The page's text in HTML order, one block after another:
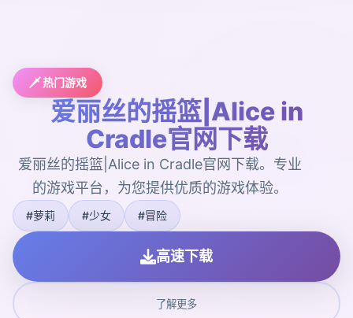
🗡️ 热门游戏
爱丽丝的摇篮|Alice in
Cradle官网下载
爱丽丝的摇篮|Alice in Cradle官网下载。专业
的游戏平台，为您提供优质的游戏体验。
#萝莉 #少女 #冒险
高速下载
了解更多